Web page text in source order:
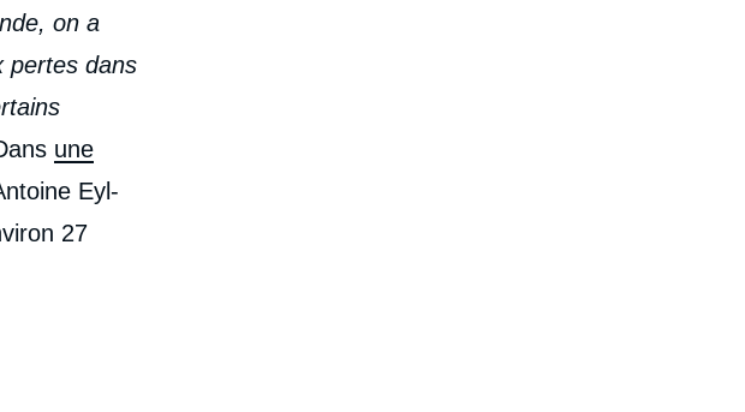
on a
pertes dans
une
Eyl-
27